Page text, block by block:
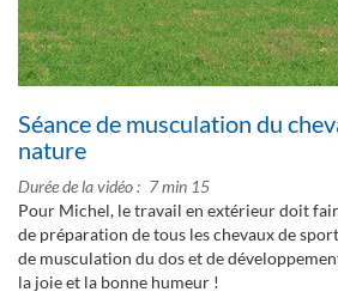
Séance de musculation du
nature
Durée de la vidéo
7 min 15
Pour Michel, le travail en extérieur doit
de préparation de tous les chevaux de
de musculation du dos et de
la joie et la bonne humeur !